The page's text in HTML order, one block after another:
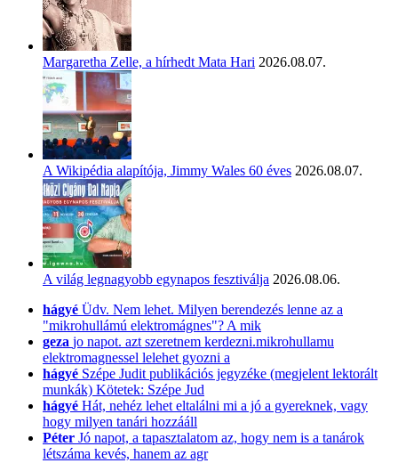
Margaretha Zelle, a hírhedt Mata Hari 2026.08.07.
A Wikipédia alapítója, Jimmy Wales 60 éves 2026.08.07.
A világ legnagyobb egynapos fesztiválja 2026.08.06.
hágyé Üdv. Nem lehet. Milyen berendezés lenne az a
"mikrohullámú elektromágnes"? A mik
geza jo napot. azt szeretnem kerdezni.mikrohullamu
elektromagnessel lelehet gyozni a
hágyé Szépe Judit publikációs jegyzéke (megjelent lektorált
munkák) Kötetek: Szépe Jud
hágyé Hát, nehéz lehet eltalálni mi a jó a gyereknek, vagy
hogy milyen tanári hozzááll
Péter Jó napot, a tapasztalatom az, hogy nem is a tanárok
létszáma kevés, hanem az agr